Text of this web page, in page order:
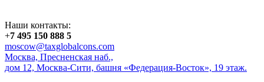
Наши контакты:
+7 495 150 888 5
moscow@taxglobalcons.com
Москва, Пресненская наб.,
дом 12, Москва-Сити, башня «Федерация-Восток», 19 этаж.